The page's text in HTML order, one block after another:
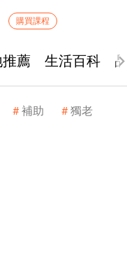
購買課程
薦 生活百科
補助 獨老